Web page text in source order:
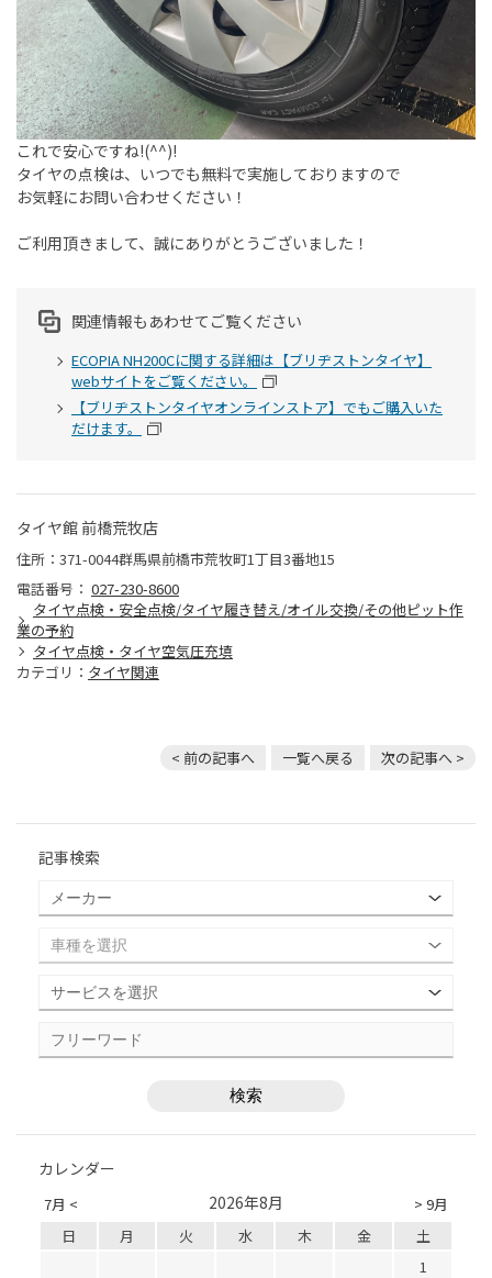
これで安心ですね!(^^)!
タイヤの点検は、いつでも無料で実施しておりますので
お気軽にお問い合わせください！
ご利用頂きまして、誠にありがとうございました！
関連情報もあわせてご覧ください
ECOPIA NH200Cに関する詳細は【ブリヂストンタイヤ】
webサイトをご覧ください。
【ブリヂストンタイヤオンラインストア】でもご購入いた
だけます。
タイヤ館 前橋荒牧店
住所：371-0044群馬県前橋市荒牧町1丁目3番地15
電話番号： 027-230-8600
タイヤ点検・安全点検/タイヤ履き替え/オイル交換/その他ピット作
業の予約
タイヤ点検・タイヤ空気圧充填
カテゴリ： タイヤ関連
< 前の記事へ 一覧へ戻る 次の記事へ >
記事検索
カレンダー
7月 < > 9月
2026年8月
日 月 火 水 木 金
土
1